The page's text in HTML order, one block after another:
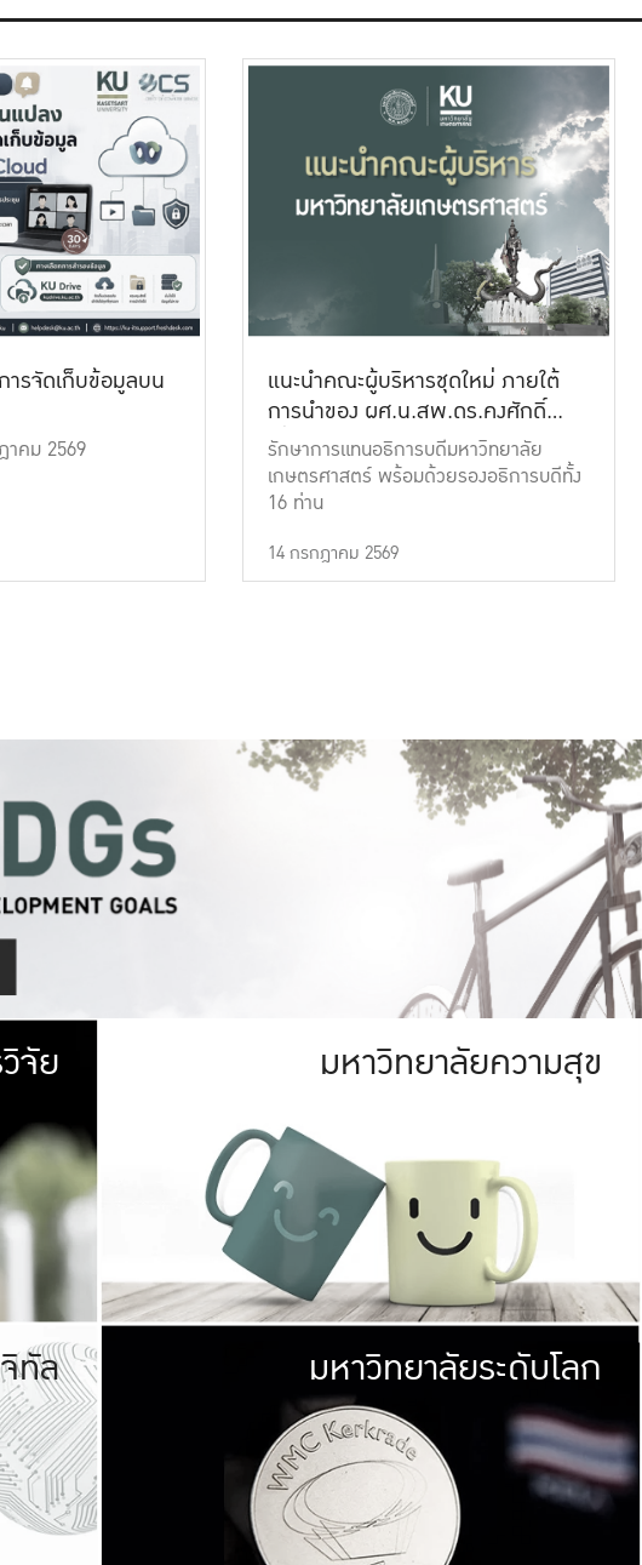
ารจัดเก็บข้อมูลบน
คม 2569
แนะนำคณะผู้บริหารชุดใหม่ ภายใต้
การนำของ ผศ.น.สพ.ดร.คงศักดิ์
เที่ยงธรรม
รักษาการแทนอธิการบดีมหาวิทยาลัย
เกษตรศาสตร์ พร้อมด้วยรองอธิการบดีทั้ง
16 ท่าน
14 กรกฎาคม 2569
ยาลัย
พื้นที่เขียวสดใส หนาแน่น
มือง (URBAN FOREST)
AGRICULTURE)
นได้ประมาณ 1,400 ไร่
จัย มหาวิทยาลัย
ให้กับประชาชน
มหาวิทยาลัยความสุข
อบต่อสังคม
มชน เพื่อความกินดีอยู่ดี
และความสุขอย่างยั่งยืน
มองปัญหาในภาพกว้าง
แก้ไขจากปัญหาจุดเล็กๆ
ทัล มหาวิทยา
พร้อมที่จ
และผลักดันในการใช้ระบบส
เพื่อการทำงานแ
มหาวิทยาลัยระดับโลก